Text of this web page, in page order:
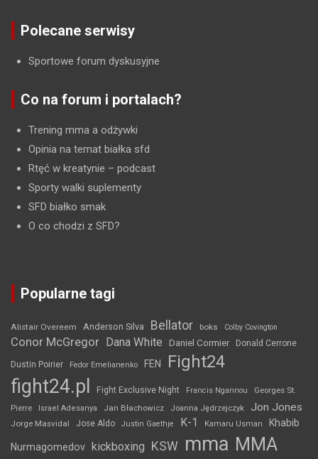
Polecane serwisy
Sportowe forum dyskusyjne
Co na forum i portalach?
Trening mma a odżywki
Opinia na temat białka sfd
Rtęć w kreatynie – podcast
Sporty walki suplementy
SFD białko smak
O co chodzi z SFD?
Popularne tagi
Alistair Overeem Anderson Silva Bellator boks Colby Covington
Conor McGregor Dana White Daniel Cormier Donald Cerrone
Dustin Poirier Fedor Emelianenko FEN Fight24
fight24.pl Fight Exclusive Night Francis Ngannou
Georges St.
Pierre
Israel Adesanya Jan Błachowicz Joanna Jędrzejczyk Jon Jones
Jorge Masvidal Jose Aldo Justin Gaethje K-1 Kamaru Usman Khabib
Nurmagomedov kickboxing KSW mma MMA